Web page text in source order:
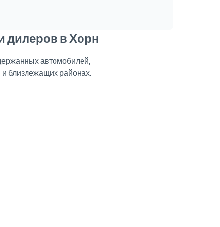
дилеров в Хорн
автомобилей,
и близлежащих районах.